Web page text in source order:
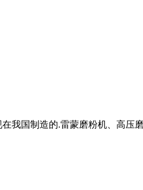
我国制造的.雷蒙磨粉机、高压